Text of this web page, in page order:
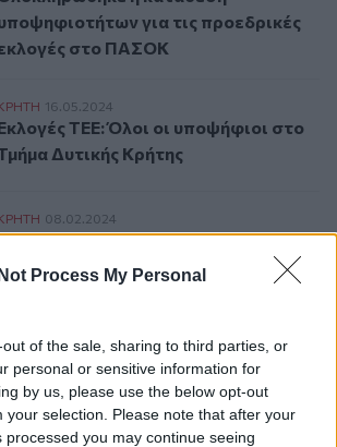
Process My Personal
of the sale, sharing to third parties, or
personal or sensitive information for
by us, please use the below opt-out
your selection. Please note that after your
processed you may continue seeing
για τις προεδρικές
στο ΠΑΣΟΚ
ΤΕΕ: Όλοι οι υποψήφιοι στο
16.05.2024
ΤΕΕ: Όλοι οι υποψήφιοι στο
Δυτικής Κρήτης
οι υποψηφιότητες για τη νέα
08.02.2024
οι υποψηφιότητες για τη νέα
του Πανεπιστημίου Κρήτης
Σελιδοποίηση
Προηγούμενη σελίδα
Current page
1 Next page